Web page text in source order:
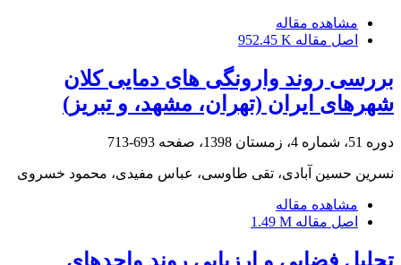
مشاهده مقاله
اصل مقاله 952.45 K
بررسی روند وارونگی‏ های دمایی کلان‏
شهرهای ایران (تهران، مشهد، و تبریز)
دوره 51، شماره 4، زمستان 1398، صفحه 693-713
نسرین حسین آبادی، تقی طاوسی، عباس مفیدی، محمود خسروی
مشاهده مقاله
اصل مقاله 1.49 M